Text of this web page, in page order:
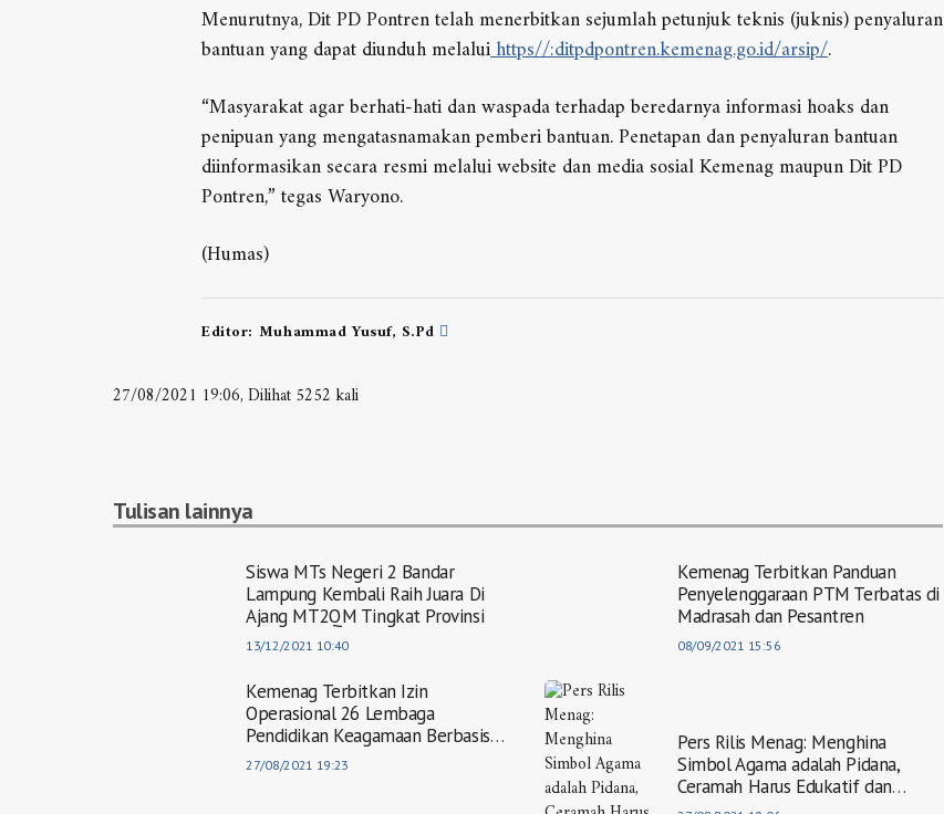
Menurutnya, Dit PD Pontren telah menerbitkan sejumlah petunjuk teknis (juknis) penyaluran
bantuan yang dapat diunduh melaluihttps//:ditpdpontren.kemenag.go.id/arsip/.
“Masyarakat agar berhati-hati dan waspada terhadap beredarnya informasi hoaks dan
penipuan yang mengatasnamakan pemberi bantuan. Penetapan dan penyaluran bantuan
diinformasikan secara resmi melalui website dan media sosial Kemenag maupun Dit PD
Pontren,” tegas Waryono.
(Humas)
Editor: Muhammad Yusuf, S.Pd
27/08/2021 19:06, Dilihat 5252 kali
Tulisan lainnya
Siswa MTs Negeri 2 Bandar
Lampung Kembali Raih Juara Di
Ajang MT2QM Tingkat Provinsi
13/12/2021 10:40
Kemenag Terbitkan Panduan
Penyelenggaraan PTM Terbatas di
Madrasah dan Pesantren
08/09/2021 15:56
Kemenag Terbitkan Izin
Operasional 26 Lembaga
Pendidikan Keagamaan Berbasis
Pesantren
27/08/2021 19:23
Pers Rilis Menag: Menghina
Simbol Agama adalah Pidana,
Ceramah Harus Edukatif dan
Mencerahkan